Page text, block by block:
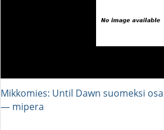
Mikkomies: Until Dawn suomeksi
― mipera